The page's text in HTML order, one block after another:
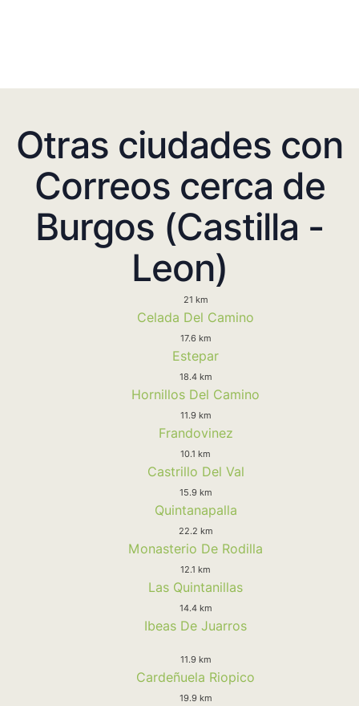
Otras ciudades con
Correos cerca de
Burgos (Castilla -
Leon)
21 km
Celada Del Camino
17.6 km
Estepar
18.4 km
Hornillos Del Camino
11.9 km
Frandovinez
10.1 km
Castrillo Del Val
15.9 km
Quintanapalla
22.2 km
Monasterio De Rodilla
12.1 km
Las Quintanillas
14.4 km
Ibeas De Juarros
11.9 km
Cardeñuela Riopico
19.9 km